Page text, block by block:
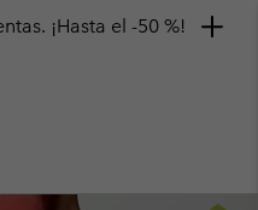
¡Hasta el -50 %!